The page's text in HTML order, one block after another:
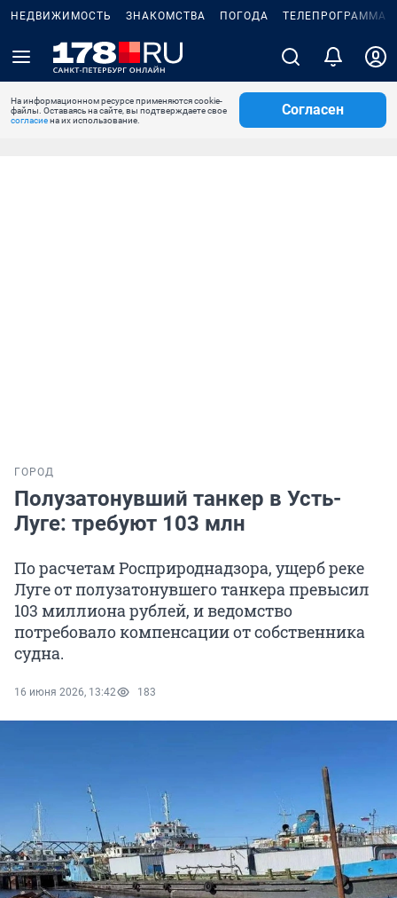
НЕДВИЖИМОСТЬ ЗНАКОМСТВА ПОГОДА ТЕЛЕПРОГРАММА
На информационном ресурсе применяются cookie-
файлы. Оставаясь на сайте, вы подтверждаете свое
согласиена их использование.
Согласен
ГОРОД
Полузатонувший танкер в Усть-
Луге: требуют 103 млн
По расчетам Росприроднадзора, ущерб реке
Луге от полузатонувшего танкера превысил
103 миллиона рублей, и ведомство
потребовало компенсации от собственника
судна.
16 июня 2026, 13:42 183